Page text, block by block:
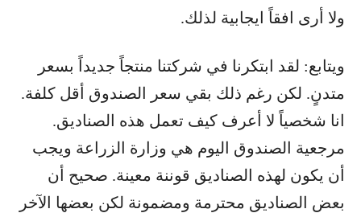
ولا أرى افقاً ايجابية لذلك.
ويتابع: لقد ابتكرنا في شركتنا منتجاً جديداً بسعر
متدنٍ. لكن رغم ذلك بقي سعر الصندوق أقل كلفة.
انا شخصياً لا أعرف كيف تعمل هذه الصناديق.
مرجعية الصندوق اليوم هي وزارة الزراعة ويجب
أن يكون لهذه الصناديق قوننة معينة. صحيح أن
بعض الصناديق محترمة ومضمونة لكن بعضها الآخر